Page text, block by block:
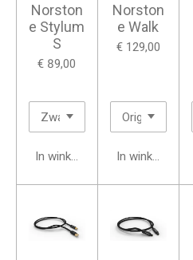
Norston
e Stylum
S
€ 89,00
In winkelwagen
Norston
e Walk
€ 129,00
In winkelwagen